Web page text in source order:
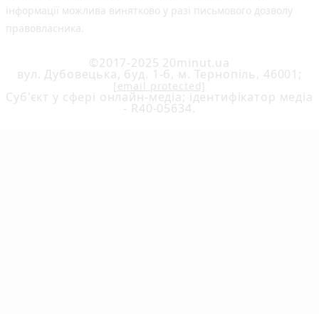
інформації можлива винятково у разі письмового дозволу
правовласника.
©2017-2025 20minut.ua
вул. Дубовецька, буд. 1-б, м. Тернопіль, 46001;
[email protected]
Cуб'єкт у сфері онлайн-медіа; ідентифікатор медіа
- R40-05634.